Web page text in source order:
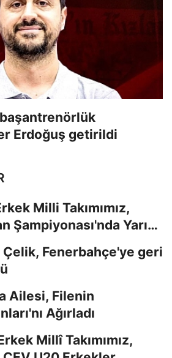
başantrenörlük
Erdoğuş getirildi
Milli Takımımız,
Şampiyonası'nda Yarı
Çelik, Fenerbahçe'ye geri
Ailesi, Filenin
Ağırladı
Millî Takımımız,